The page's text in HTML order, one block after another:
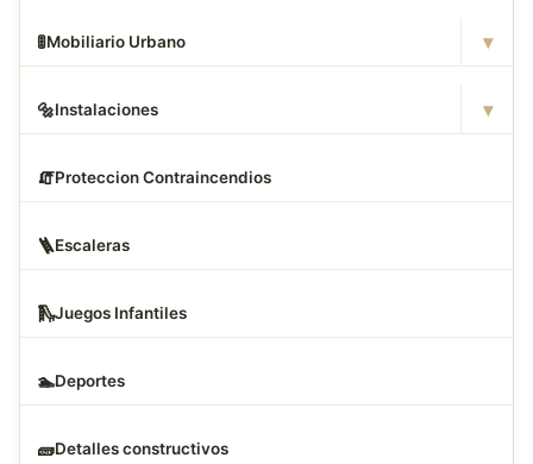
🚦Mobiliario Urbano ▾
🔩Instalaciones ▾
🧯Proteccion Contraincendios
🪜Escaleras
🛝Juegos Infantiles
🏊Deportes
🧱Detalles constructivos